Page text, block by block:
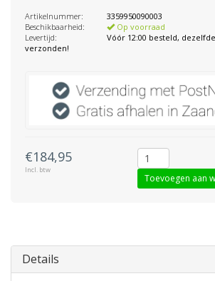
Artikelnummer:
3359950090003
Beschikbaarheid:
Op voorraad
Levertijd:
Vóór 12:00 besteld,
verzonden!
€184,95
Incl. btw
Toevoegen aan
Details